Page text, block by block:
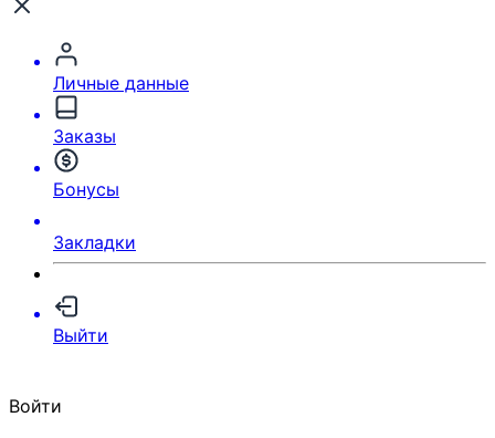
Личные данные
Заказы
Бонусы
Закладки
Выйти
Войти